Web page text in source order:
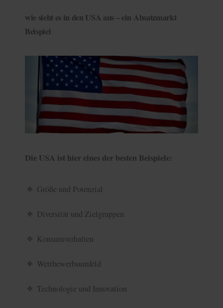
wie sieht es in den USA aus – ein Absatzmarkt
Beispiel
Die USA ist hier eines der besten Beispiele:
Größe und Potenzial
Diversität und Zielgruppen
Konsumverhalten
Wettbewerbsumfeld
Technologie und Innovation